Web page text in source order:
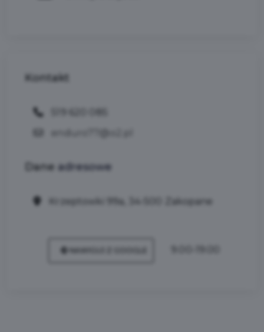
Kontakt
Dane adresowe
Krzeptowki 99a, 34-500 Zakopane